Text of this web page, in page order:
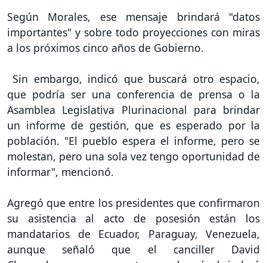
Según Morales, ese mensaje brindará "datos
importantes" y sobre todo proyecciones con miras
a los próximos cinco años de Gobierno.
Sin embargo, indicó que buscará otro espacio,
que podría ser una conferencia de prensa o la
Asamblea Legislativa Plurinacional para brindar
un informe de gestión, que es esperado por la
población. "El pueblo espera el informe, pero se
molestan, pero una sola vez tengo oportunidad de
informar", mencionó.
Agregó que entre los presidentes que confirmaron
su asistencia al acto de posesión están los
mandatarios de Ecuador, Paraguay, Venezuela,
aunque señaló que el canciller David